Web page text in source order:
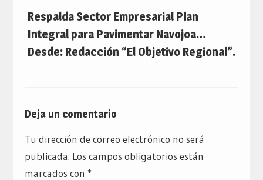
Respalda Sector Empresarial Plan
Integral para Pavimentar Navojoa…
Desde: Redacción “El Objetivo Regional”.
Deja un comentario
Tu dirección de correo electrónico no será
publicada. Los campos obligatorios están
marcados con *